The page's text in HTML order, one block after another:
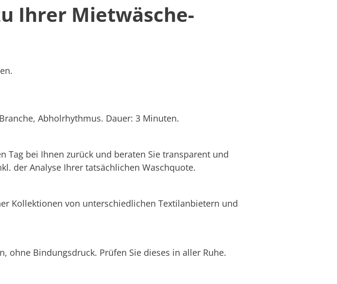
Ihrer Mietwäsche-
Abholrhythmus. Dauer: 3 Minuten.
bei Ihnen zurück und beraten Sie transparent und
der Analyse Ihrer tatsächlichen Waschquote.
Kollektionen von unterschiedlichen Textilanbietern und
ohne Bindungsdruck. Prüfen Sie dieses in aller Ruhe.